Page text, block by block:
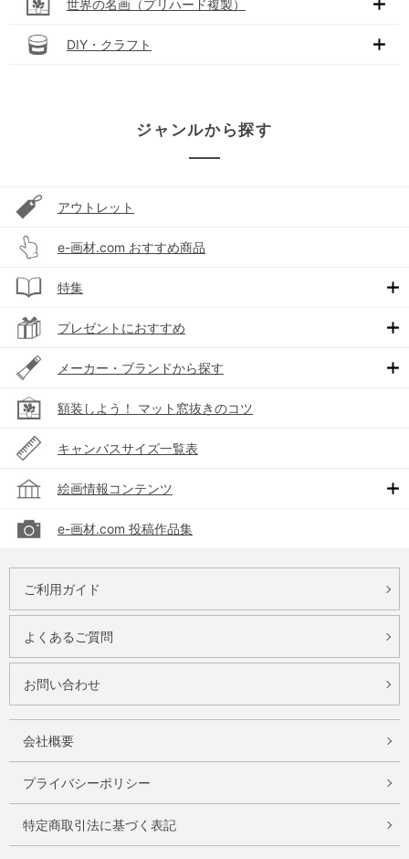
世界の名画（プリハード複製）
DIY・クラフト
ジャンルから探す
アウトレット
e-画材.com おすすめ商品
特集
プレゼントにおすすめ
メーカー・ブランドから探す
額装しよう！ マット窓抜きのコツ
キャンバスサイズ一覧表
絵画情報コンテンツ
e-画材.com 投稿作品集
ご利用ガイド
よくあるご質問
お問い合わせ
会社概要
プライバシーポリシー
特定商取引法に基づく表記